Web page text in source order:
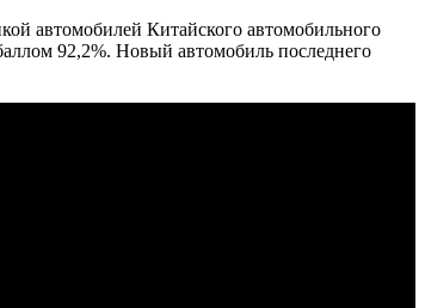
автомобилей Китайского автомобильного
92,2%. Новый автомобиль последнего